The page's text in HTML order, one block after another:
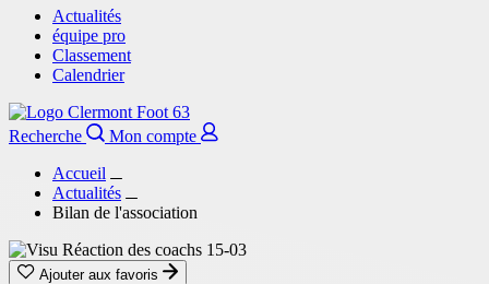
Actualités
équipe pro
Classement
Calendrier
Recherche
Mon compte
Accueil
Actualités
Bilan de l'association
Ajouter aux favoris